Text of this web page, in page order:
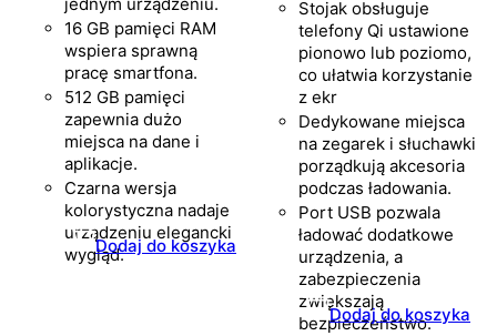
16 GB pamięci RAM
wspiera sprawną
pracę smartfona.
512 GB pamięci
zapewnia dużo
miejsca na dane i
aplikacje.
Czarna wersja
kolorystyczna nadaje
urządzeniu elegancki
wygląd.Dodaj do koszyka
Stojak obsługuje
telefony Qi ustawione
pionowo lub poziomo,
co ułatwia korzystanie
z ekr
Dedykowane miejsca
na zegarek i słuchawki
porządkują akcesoria
podczas ładowania.
Port USB pozwala
ładować dodatkowe
urządzenia, a
zabezpieczenia
zwiększają
bezpieczeństwo.
Dodaj do koszyka